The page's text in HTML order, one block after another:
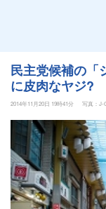
民主党候補の「
に皮肉なヤジ?
2014年11月20日 19時41分
写真：J-